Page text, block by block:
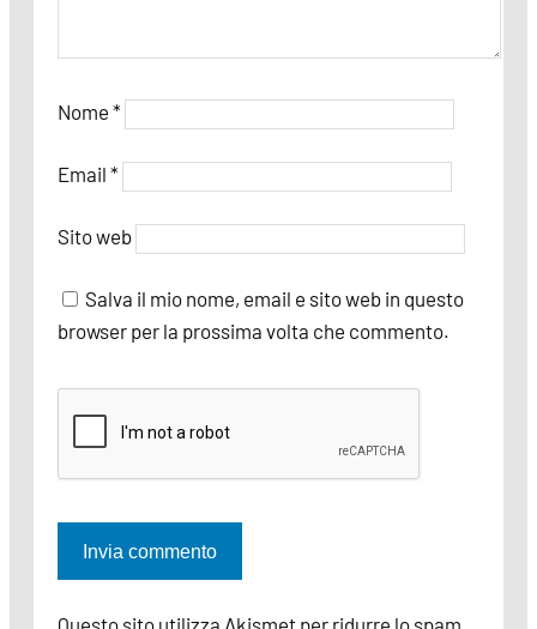
Nome *
Email *
Sito web
Salva il mio nome, email e sito web in questo
browser per la prossima volta che commento.